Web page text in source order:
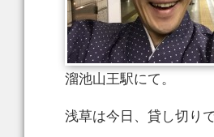
溜池山王駅にて。
浅草は今日、貸し切りで